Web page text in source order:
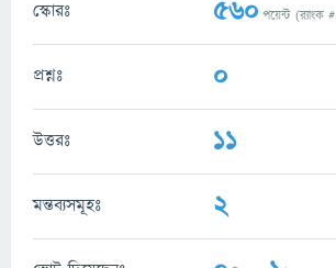
স্কোরঃ 560 পয়েন্ট (র‌্যাংক #
প্রশ্নঃ 0
উত্তরঃ 11
মন্তব্যসমূহঃ 2